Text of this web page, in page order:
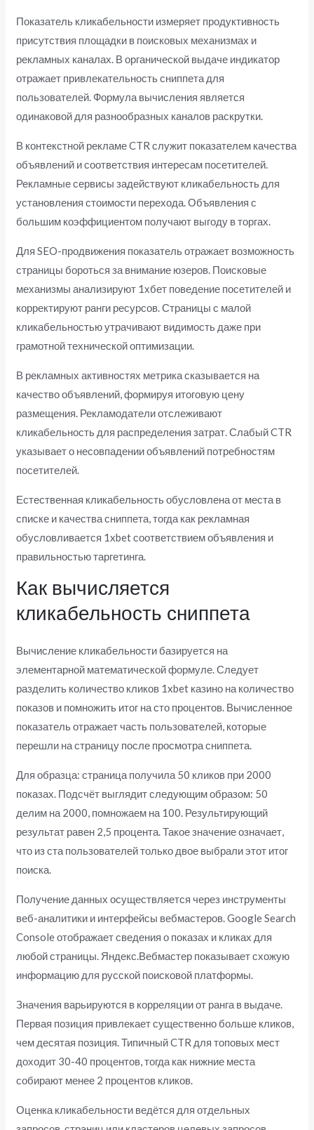
Показатель кликабельности измеряет продуктивность
присутствия площадки в поисковых механизмах и
рекламных каналах. В органической выдаче индикатор
отражает привлекательность сниппета для
пользователей. Формула вычисления является
одинаковой для разнообразных каналов раскрутки.
В контекстной рекламе CTR служит показателем качества
объявлений и соответствия интересам посетителей.
Рекламные сервисы задействуют кликабельность для
установления стоимости перехода. Объявления с
большим коэффициентом получают выгоду в торгах.
Для SEO-продвижения показатель отражает возможность
страницы бороться за внимание юзеров. Поисковые
механизмы анализируют 1хбет поведение посетителей и
корректируют ранги ресурсов. Страницы с малой
кликабельностью утрачивают видимость даже при
грамотной технической оптимизации.
В рекламных активностях метрика сказывается на
качество объявлений, формируя итоговую цену
размещения. Рекламодатели отслеживают
кликабельность для распределения затрат. Слабый CTR
указывает о несовпадении объявлений потребностям
посетителей.
Естественная кликабельность обусловлена от места в
списке и качества сниппета, тогда как рекламная
обусловливается 1xbet соответствием объявления и
правильностью таргетинга.
Как вычисляется
кликабельность сниппета
Вычисление кликабельности базируется на
элементарной математической формуле. Следует
разделить количество кликов 1xbet казино на количество
показов и помножить итог на сто процентов. Вычисленное
показатель отражает часть пользователей, которые
перешли на страницу после просмотра сниппета.
Для образца: страница получила 50 кликов при 2000
показах. Подсчёт выглядит следующим образом: 50
делим на 2000, помножаем на 100. Результирующий
результат равен 2,5 процента. Такое значение означает,
что из ста пользователей только двое выбрали этот итог
поиска.
Получение данных осуществляется через инструменты
веб-аналитики и интерфейсы вебмастеров. Google Search
Console отображает сведения о показах и кликах для
любой страницы. Яндекс.Вебмастер показывает схожую
информацию для русской поисковой платформы.
Значения варьируются в корреляции от ранга в выдаче.
Первая позиция привлекает существенно больше кликов,
чем десятая позиция. Типичный CTR для топовых мест
доходит 30-40 процентов, тогда как нижние места
собирают менее 2 процентов кликов.
Оценка кликабельности ведётся для отдельных